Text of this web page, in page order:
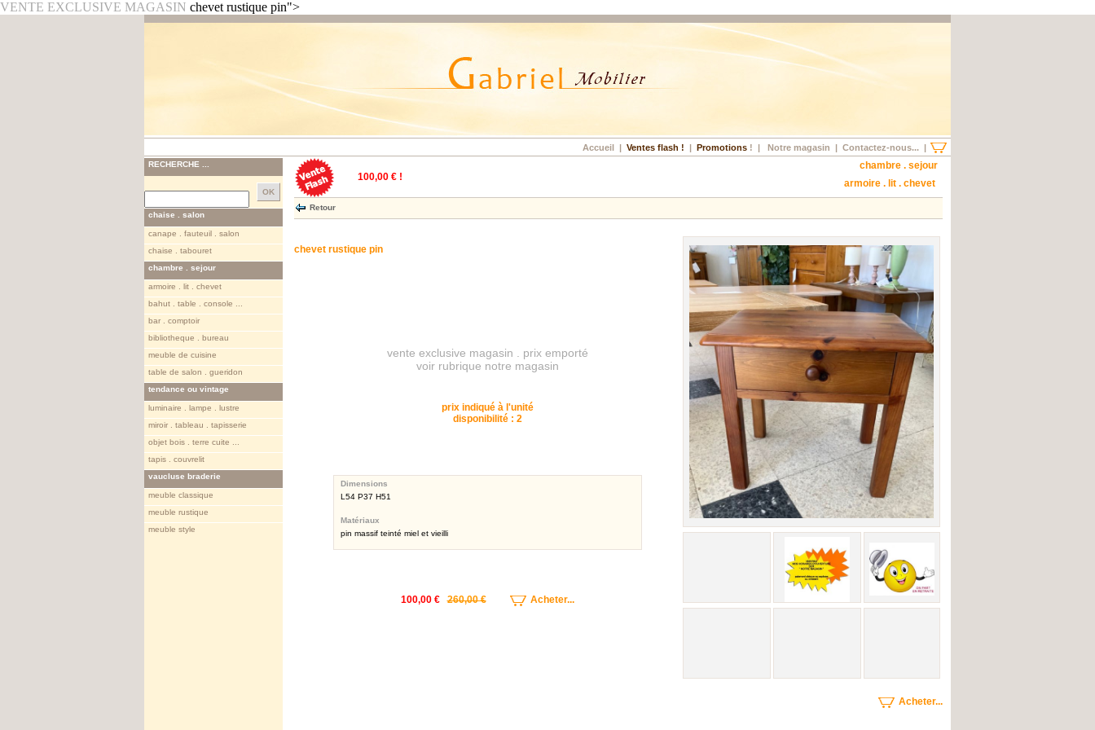
VENTE EXCLUSIVE MAGASIN chevet rustique pin">
Accueil | Ventes flash ! | Promotions ! | Notre magasin | Contactez-nous... |
RECHERCHE ...
chaise . salon
canape . fauteuil . salon
chaise . tabouret
chambre . sejour
armoire . lit . chevet
bahut . table . console ...
bar . comptoir
bibliotheque . bureau
meuble de cuisine
table de salon . gueridon
tendance ou vintage
luminaire . lampe . lustre
miroir . tableau . tapisserie
objet bois . terre cuite ...
tapis . couvrelit
vaucluse braderie
meuble classique
meuble rustique
meuble style
100,00 € !
chambre . sejour
armoire . lit . chevet
Retour
chevet rustique pin
vente exclusive magasin . prix emporté
voir rubrique notre magasin
prix indiqué à l'unité
disponibilité : 2
Dimensions
L54 P37 H51
Matériaux
pin massif teinté miel et vieilli
100,00 € 260,00 € Acheter...
Acheter...